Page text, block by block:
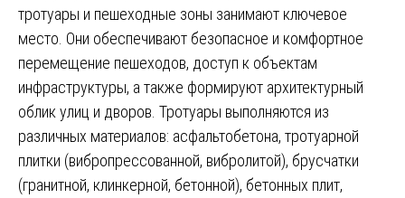
тротуары и пешеходные зоны занимают ключевое
место. Они обеспечивают безопасное и комфортное
перемещение пешеходов, доступ к объектам
инфраструктуры, а также формируют архитектурный
облик улиц и дворов. Тротуары выполняются из
различных материалов: асфальтобетона, тротуарной
плитки (вибропрессованной, вибролитой), брусчатки
(гранитной, клинкерной, бетонной), бетонных плит,